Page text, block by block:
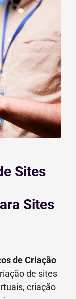
Sites
Sites
de Criação
de sites
criação